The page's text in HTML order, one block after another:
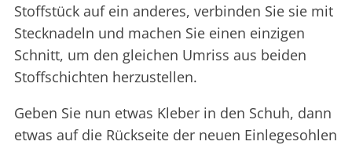
Stoffstück auf ein anderes, verbinden Sie sie mit
Stecknadeln und machen Sie einen einzigen
Schnitt, um den gleichen Umriss aus beiden
Stoffschichten herzustellen.
Geben Sie nun etwas Kleber in den Schuh, dann
etwas auf die Rückseite der neuen Einlegesohlen